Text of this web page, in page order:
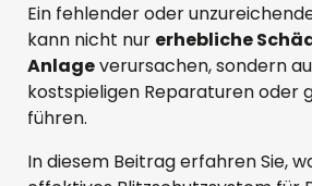
Ein fehlender oder
kann nicht nur erhebliche
Anlageverursachen, sondern
kostspieligen Reparaturen oder
führen.
In diesem Beitrag erfahren Sie,